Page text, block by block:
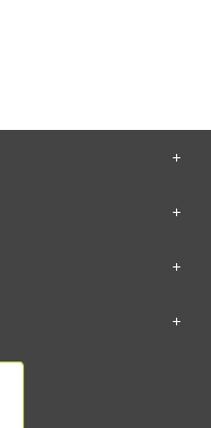
+
+
+
+